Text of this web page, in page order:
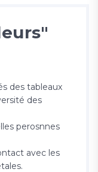
des tableaux
des
perosnnes
avec les